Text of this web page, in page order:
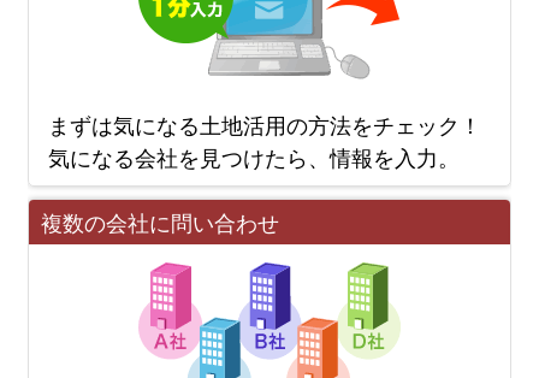
まずは気になる土地活用の方法をチェック！
気になる会社を見つけたら、情報を入力。
複数の会社に問い合わせ